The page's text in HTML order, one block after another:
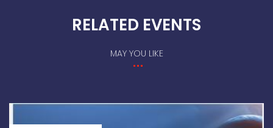
RELATED EVENTS
MAY YOU LIKE